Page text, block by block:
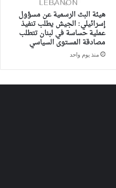
هيئة البث الرسمية عن مسؤول
إسرائيلي: الجيش يطلب تنفيذ
عملية حساسة في لبنان تتطلب
مصادقة المستوى السياسي
منذ يوم واحد